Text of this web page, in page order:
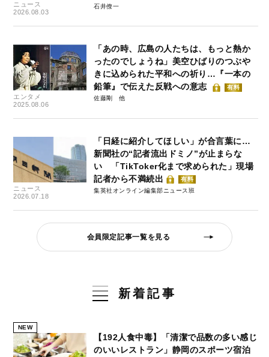
ニュース
2026.08.03
石井僚一
エンタメ
2025.08.06
「あの時、広島の人たちは、もっと熱か
ったのでしょうね」美空ひばりのつぶや
きに込められた平和への祈り…『一本の
鉛筆』で伝えた反戦への意志
有料
佐藤剛
ニュース
2026.07.18
「日経に紹介してほしい」が合言葉に…
新聞社の“記者流出ドミノ”が止まらな
い 「TikToker化まで求められた」現場
記者から不満続出
有料
集英社オンライン編集部ニュース班
会員限定記事一覧を見る
新着記事
NEW
【192人食中毒】「清潔で品数の多い感じ
のいいレストラン」静岡のスポーツ宿泊